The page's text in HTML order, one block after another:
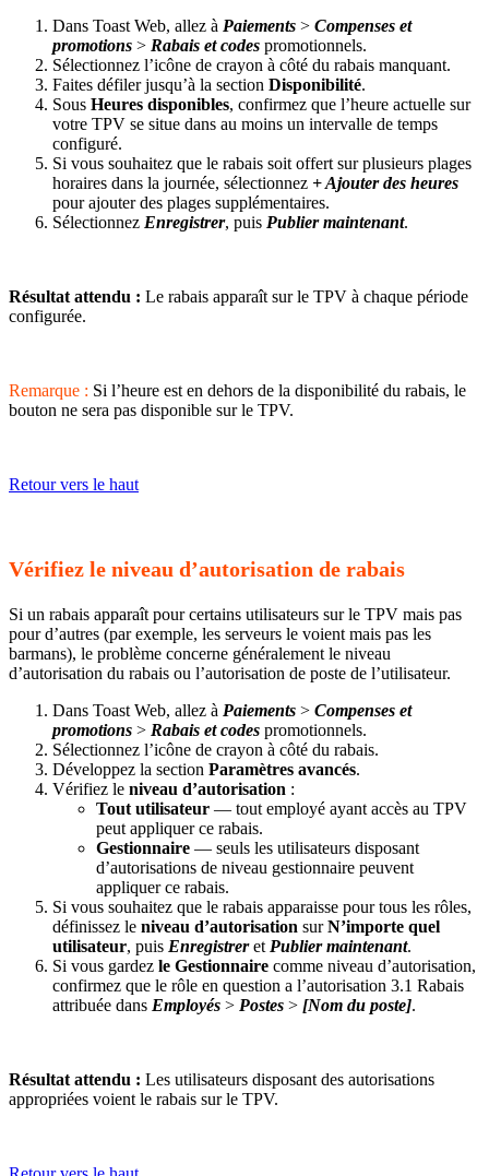
Dans Toast Web, allez à Paiements > Compenses et
promotions > Rabais et codes promotionnels.
Sélectionnez l’icône de crayon à côté du rabais manquant.
Faites défiler jusqu’à la section Disponibilité.
Sous Heures disponibles, confirmez que l’heure actuelle sur
votre TPV se situe dans au moins un intervalle de temps
configuré.
Si vous souhaitez que le rabais soit offert sur plusieurs plages
horaires dans la journée, sélectionnez + Ajouter des heures
pour ajouter des plages supplémentaires.
Sélectionnez Enregistrer, puis Publier maintenant.
Résultat attendu : Le rabais apparaît sur le TPV à chaque période
configurée.
Remarque : Si l’heure est en dehors de la disponibilité du rabais, le
bouton ne sera pas disponible sur le TPV.
Retour vers le haut
Vérifiez le niveau d’autorisation de rabais
Si un rabais apparaît pour certains utilisateurs sur le TPV mais pas
pour d’autres (par exemple, les serveurs le voient mais pas les
barmans), le problème concerne généralement le niveau
d’autorisation du rabais ou l’autorisation de poste de l’utilisateur.
Dans Toast Web, allez à Paiements > Compenses et
promotions > Rabais et codes promotionnels.
Sélectionnez l’icône de crayon à côté du rabais.
Développez la section Paramètres avancés.
Vérifiez le niveau d’autorisation :
Tout utilisateur — tout employé ayant accès au TPV
peut appliquer ce rabais.
Gestionnaire — seuls les utilisateurs disposant
d’autorisations de niveau gestionnaire peuvent
appliquer ce rabais.
Si vous souhaitez que le rabais apparaisse pour tous les rôles,
définissez le niveau d’autorisation surN’importe quel
utilisateur, puis Enregistreret Publier maintenant.
Si vous gardez le Gestionnaire comme niveau d’autorisation,
confirmez que le rôle en question a l’autorisation 3.1 Rabais
attribuée dans Employés > Postes > [Nom du poste].
Résultat attendu : Les utilisateurs disposant des autorisations
appropriées voient le rabais sur le TPV.